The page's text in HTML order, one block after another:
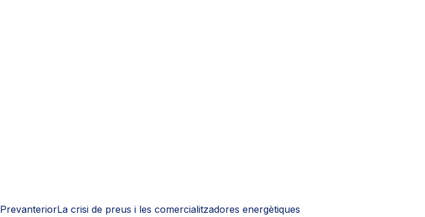
PrevanteriorLa crisi de preus i les comercialitzadores energètiques